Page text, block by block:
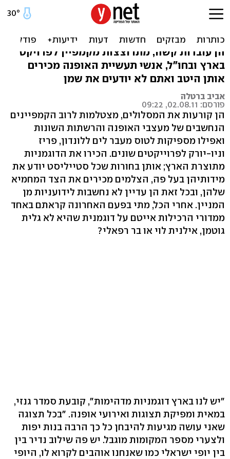
מאיפה את מוכרת לי?
הדוגמניות הכי עסוקות
הן עובדות קשה, מתרוצצות מקמפיין לפרויקט
בארץ ובחו"ל, אנשי תעשיית האופנה מכירים
אותן היטב ואתם לא יודעים את שמן
אביב ברטלה
פורסם: 02.08.11, 09:22
הן קורעות את המסלולים, מצטלמות לרוב הקמפיינים
הנחשבים של מעצבי האופנה והרשתות השונות
ואפילו מספיקות לטוס מעבר לים ללונדון, פריז
וניו-יורק לפרוייקטים שונים. הכירו את הדוגמניות
מתוצרת הארץ; אותן בחורות שכל סטייליסט יודע את
מידותיהן בעל פה, הצלמים מכירים את הצד המחמיא
שלהן, ובכל זאת הן עדיין לא נחשבות לידועניות מן
המניין. אחרי הכל, מתי בפעם האחרונה קראתם באחד
ממדורי הרכילות אייטם על דוגמנית שהיא לא גלית
גוטמן, אילנית לוי או בר רפאלי?
"יש לנו בארץ דוגמניות מדהימות", קובעת סמדר גנזי,
במאית ומפיקת תצוגות ואירועי אופנה. "בכל תצוגה
שאני עושה מגיעות להיבחן כל כך הרבה בנות יפות
ולצערי מספר המקומות מוגבל. יש פה שילוב נדיר בין
בין יופי ישראלי כמו שאנחנו אוהבים לקרוא לו, היופי